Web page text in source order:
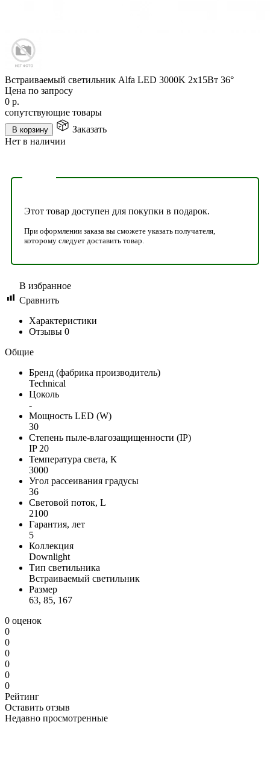
Встраиваемый светильник Alfa LED 3000K 2x15Вт 36°
Цена по запросу
0 р.
сопутствующие товары
В корзину
Заказать
Нет в наличии
Этот товар доступен для покупки в подарок.
При оформлении заказа вы сможете указать получателя,
которому следует доставить товар.
В избранное
Сравнить
Характеристики
Отзывы 0
Общие
Бренд (фабрика производитель)
Technical
Цоколь
-
Мощность LED (W)
30
Степень пыле-влагозащищенности (IP)
IP 20
Температура света, К
3000
Угол рассеивания градусы
36
Световой поток, L
2100
Гарантия, лет
5
Коллекция
Downlight
Тип светильника
Встраиваемый светильник
Размер
63, 85, 167
0 оценок
0
0
0
0
0
0
Рейтинг
Оставить отзыв
Недавно просмотренные